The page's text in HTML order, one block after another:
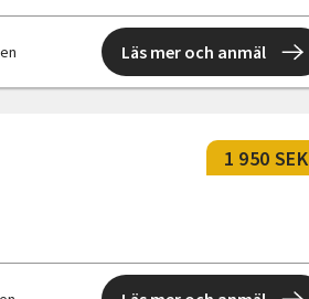
Läs mer och anmäl
1 950 SEK